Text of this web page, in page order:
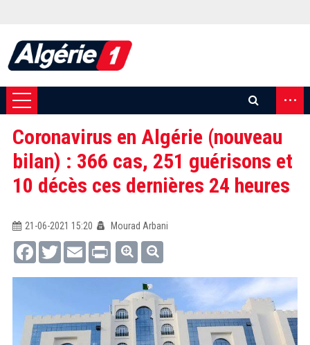
...
Coronavirus en Algérie (nouveau
bilan) : 366 cas, 251 guérisons et
10 décès ces dernières 24 heures
21-06-2021 15:20
Mourad Arbani
FacebookTwitterEmail Print